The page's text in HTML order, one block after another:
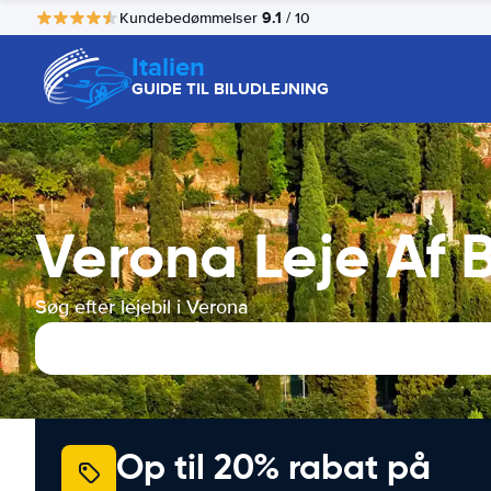
Kundebedømmelser 9.1 / 10
Italien
GUIDE TIL BILUDLEJNING
Verona Leje Af
Søg efter lejebil i Verona
Op til 20% rabat på